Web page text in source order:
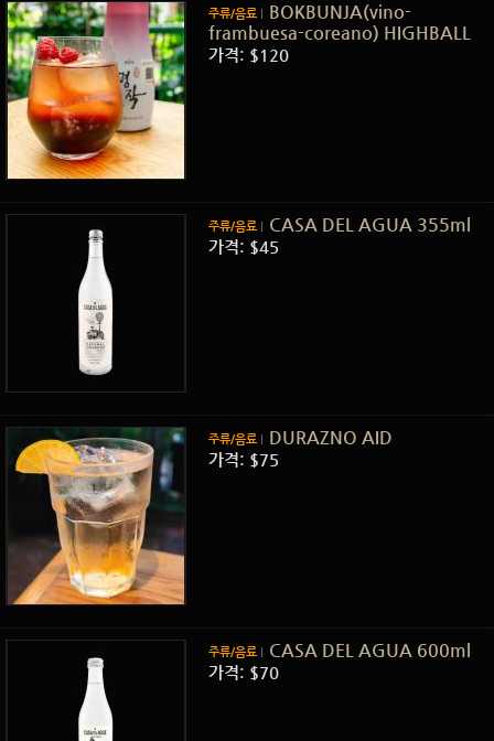
주류/음료
BOKBUNJA(vino-
frambuesa-coreano) HIGHBALL
가격: $120
주류/음료 CASA DEL AGUA 355ml
가격: $45
주류/음료 DURAZNO AID
가격: $75
주류/음료 CASA DEL AGUA 600ml
가격: $70